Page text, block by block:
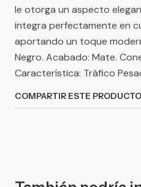
le otorga un aspecto
integra perfectamente en
aportando un toque
Negro. Acabado: Mate.
Característica: Tráfico
COMPARTIR ESTE PRODUCTO